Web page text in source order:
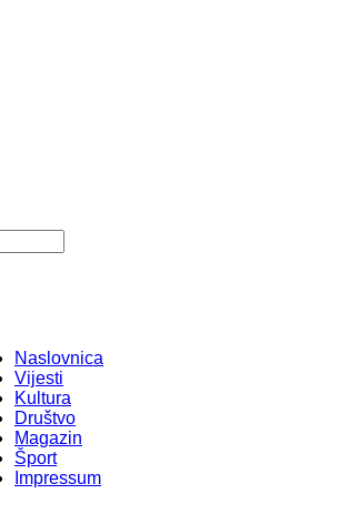
Naslovnica
Vijesti
Kultura
Društvo
Magazin
Šport
Impressum